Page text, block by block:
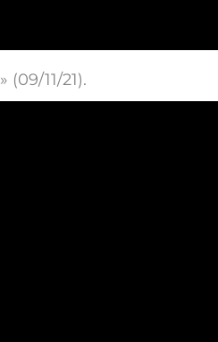
» (09/11/21).